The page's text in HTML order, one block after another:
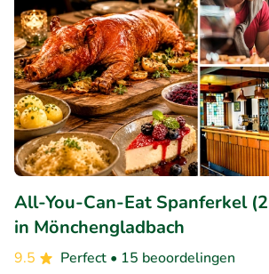
All-You-Can-Eat Spanferkel
in Mönchengladbach
9.5 Perfect • 15 beoordelingen